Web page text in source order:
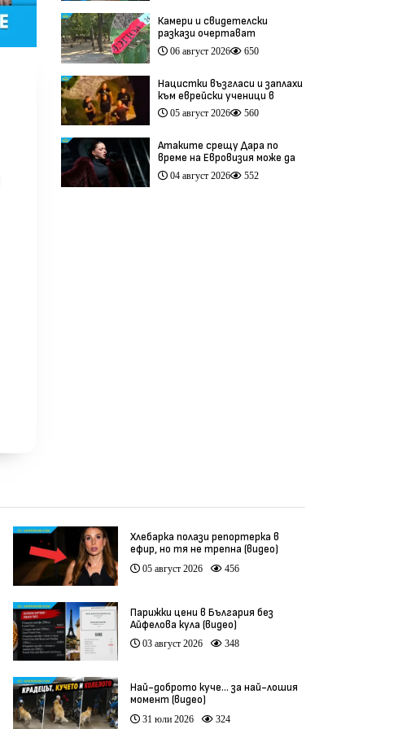
Камери и свидетелски
разкази очертават
хронологията на фаталния
побой край Младежкия хълм
06 август 2026 650
Нацистки възгласи и заплахи
към еврейски ученици в
Банско разтърсиха Италия
(видео)
05 август 2026 560
Атаките срещу Дара по
време на Евровизия може да
са били част от
координирана
04 август 2026 552
Хлебарка полази репортерка в
ефир, но тя не трепна (видео)
05 август 2026 456
Парижки цени в България без
Айфелова кула (видео)
03 август 2026 348
Най-доброто куче… за най-лошия
момент (видео)
31 юли 2026 324